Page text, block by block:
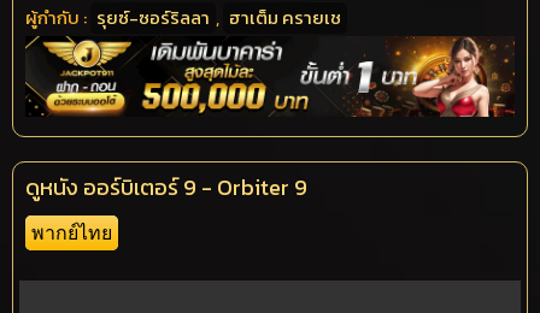
ผู้กำกับ : รุยซ์-ซอร์ริลลา , ฮาเต็ม ครายเช
ดูหนัง ออร์บิเตอร์ 9 - Orbiter 9
พากย์ไทย